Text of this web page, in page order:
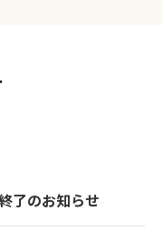
了のお知らせ